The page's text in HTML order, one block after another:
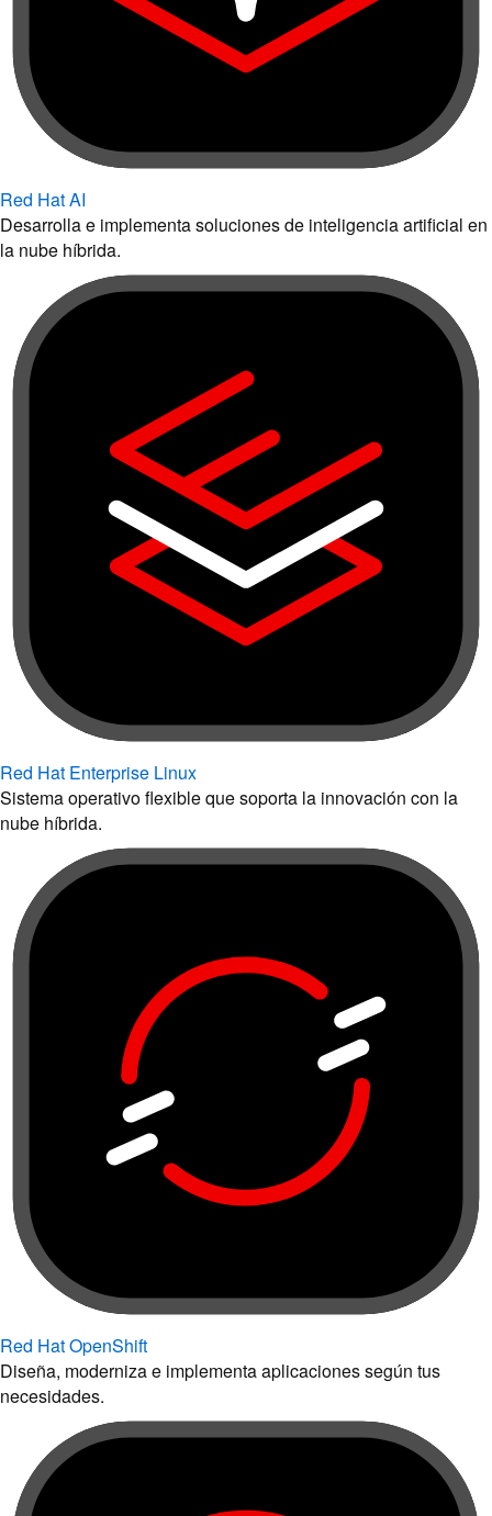
Red Hat AI
Desarrolla e implementa soluciones de inteligencia artificial en
la nube híbrida.
Red Hat Enterprise Linux
Sistema operativo flexible que soporta la innovación con la
nube híbrida.
Red Hat OpenShift
Diseña, moderniza e implementa aplicaciones según tus
necesidades.